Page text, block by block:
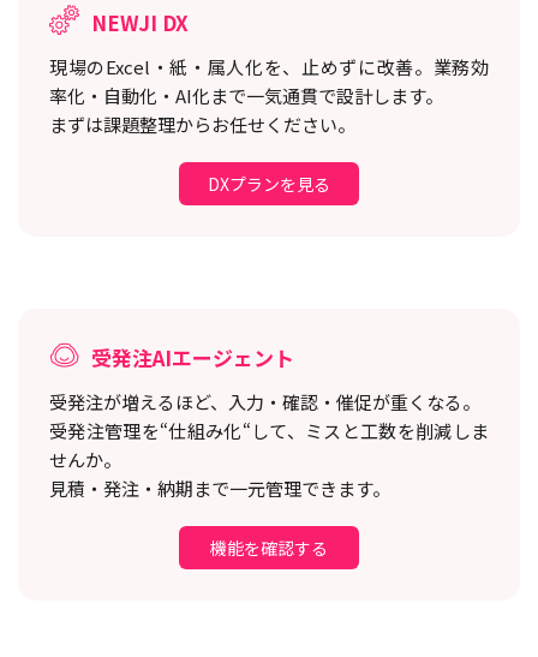
NEWJI DX
現場のExcel・紙・属人化を、止めずに改善。 業務効
率化・自動化・AI化まで一気通貫で設計します。
まずは課題整理からお任せください。
DXプランを見る
受発注AIエージェント
受発注が増えるほど、入力・確認・催促が重くなる。
受発注管理を“仕組み化“して、ミスと工数を削減しま
せんか。
見積・発注・納期まで一元管理できます。
機能を確認する